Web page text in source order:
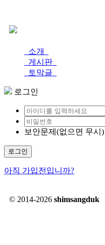
소개
게시판
토막글
로그인
보안문제(없으면 무시)
로그인
아직 가입전입니까?
© 2014-2026 shimsangduk